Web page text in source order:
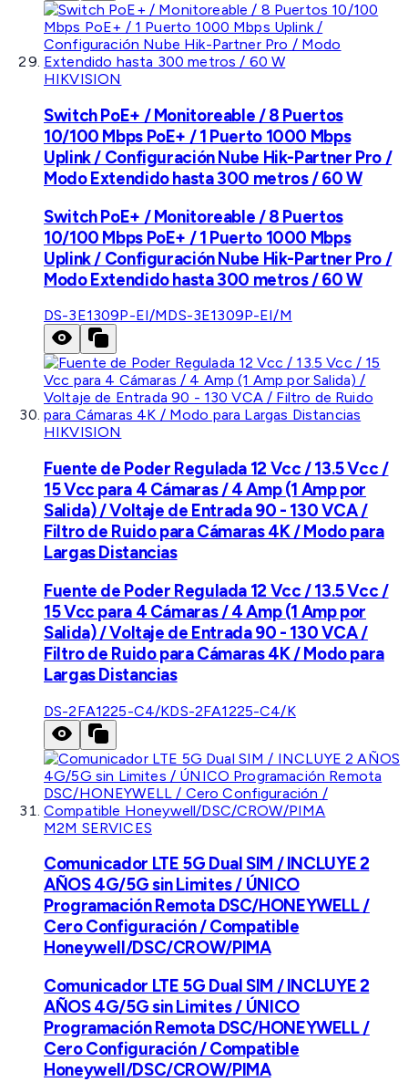
HIKVISION
Switch PoE+ / Monitoreable / 8 Puertos
10/100 Mbps PoE+ / 1 Puerto 1000 Mbps
Uplink / Configuración Nube Hik-Partner Pro /
Modo Extendido hasta 300 metros / 60 W
Switch PoE+ / Monitoreable / 8 Puertos
10/100 Mbps PoE+ / 1 Puerto 1000 Mbps
Uplink / Configuración Nube Hik-Partner Pro /
Modo Extendido hasta 300 metros / 60 W
DS-3E1309P-EI/MDS-3E1309P-EI/M
HIKVISION
Fuente de Poder Regulada 12 Vcc / 13.5 Vcc /
15 Vcc para 4 Cámaras / 4 Amp (1 Amp por
Salida) / Voltaje de Entrada 90 - 130 VCA /
Filtro de Ruido para Cámaras 4K / Modo para
Largas Distancias
Fuente de Poder Regulada 12 Vcc / 13.5 Vcc /
15 Vcc para 4 Cámaras / 4 Amp (1 Amp por
Salida) / Voltaje de Entrada 90 - 130 VCA /
Filtro de Ruido para Cámaras 4K / Modo para
Largas Distancias
DS-2FA1225-C4/KDS-2FA1225-C4/K
M2M SERVICES
Comunicador LTE 5G Dual SIM / INCLUYE 2
AÑOS 4G/5G sin Limites / ÚNICO
Programación Remota DSC/HONEYWELL /
Cero Configuración / Compatible
Honeywell/DSC/CROW/PIMA
Comunicador LTE 5G Dual SIM / INCLUYE 2
AÑOS 4G/5G sin Limites / ÚNICO
Programación Remota DSC/HONEYWELL /
Cero Configuración / Compatible
Honeywell/DSC/CROW/PIMA